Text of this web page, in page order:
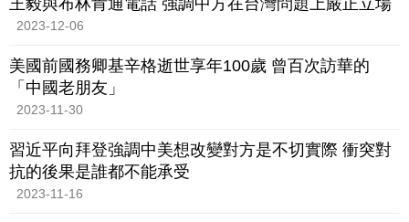
2023-12-06
美國前國務卿基辛格逝世享年100歲 曾百次訪華的
「中國老朋友」
2023-11-30
習近平向拜登強調中美想改變對方是不切實際 衝突對
抗的後果是誰都不能承受
2023-11-16